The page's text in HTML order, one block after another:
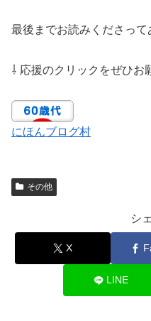
最後までお読みくださって
⇩ 応援のクリックをぜひお
にほんブログ村
その他
シ
X
LINE